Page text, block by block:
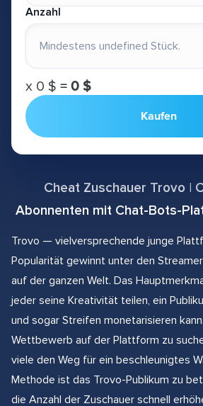
Anzahl
х 0 $ = 0 $
Kaufen
Cheat Zuschauer Trovo |
Abonnenten mit Chat-Bots-
Trovo — vielversprechende junge
Popularität gewinnt unter den
auf der ganzen Welt. Das
jeder seine Kreativität teilen, ein
und sogar Streifen monetarisieren
Wettbewerb auf der Plattform zu
viele den Weg für ein beschleunigtes
Methode ist das Trovo-Publikum zu
die Anzahl der Zuschauer schnell